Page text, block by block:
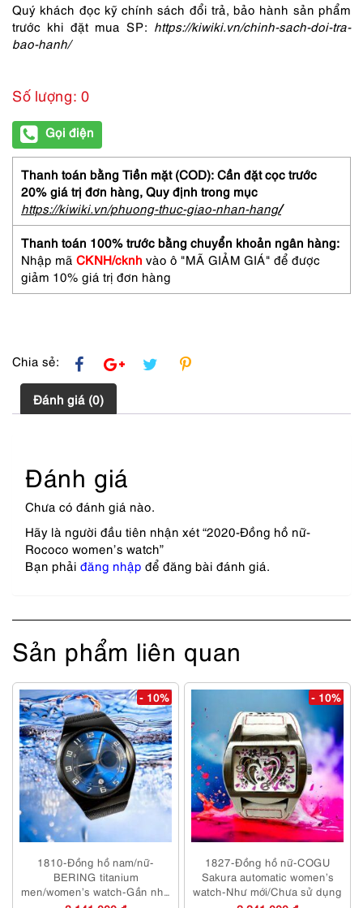
Quý khách đọc kỹ chính sách đổi trả, bảo hành sản phẩm
trước khi đặt mua SP: https://kiwiki.vn/chinh-sach-doi-tra-
bao-hanh/
Số lượng: 0
Gọi điện
Thanh toán bằng Tiền mặt (COD): Cần đặt cọc trước
20% giá trị đơn hàng, Quy định trong mục
https://kiwiki.vn/phuong-thuc-giao-nhan-hang/
Thanh toán 100% trước bằng chuyển khoản ngân hàng:
Nhập mã CKNH/cknh vào ô "MÃ GIẢM GIÁ" để được
giảm 10% giá trị đơn hàng
Chia sẻ:
Đánh giá (0)
Đánh giá
Chưa có đánh giá nào.
Hãy là người đầu tiên nhận xét “2020-Đồng hồ nữ-
Rococo women’s watch”
Bạn phải đăng nhập để đăng bài đánh giá.
Sản phẩm liên quan
- 10%
1810-Đồng hồ nam/nữ-
BERING titanium
men/women’s watch-Gần như
- 10%
1827-Đồng hồ nữ-COGU
Sakura automatic women’s
watch-Như mới/Chưa sử dụng